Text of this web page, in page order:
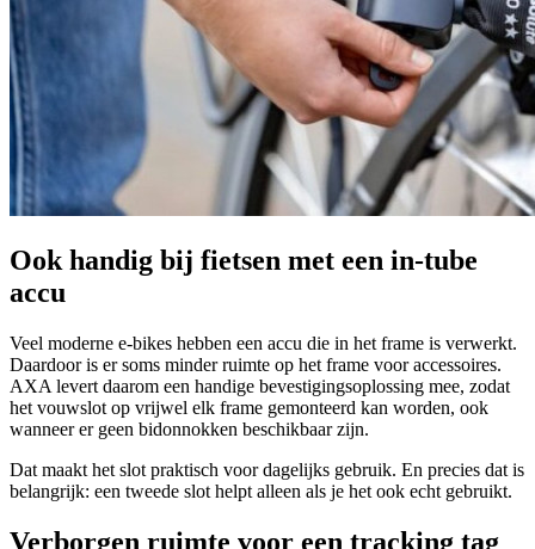
Ook handig bij fietsen met een in-tube
accu
Veel moderne e-bikes hebben een accu die in het frame is verwerkt.
Daardoor is er soms minder ruimte op het frame voor accessoires.
AXA levert daarom een handige bevestigingsoplossing mee, zodat
het vouwslot op vrijwel elk frame gemonteerd kan worden, ook
wanneer er geen bidonnokken beschikbaar zijn.
Dat maakt het slot praktisch voor dagelijks gebruik. En precies dat is
belangrijk: een tweede slot helpt alleen als je het ook echt gebruikt.
Verborgen ruimte voor een tracking tag